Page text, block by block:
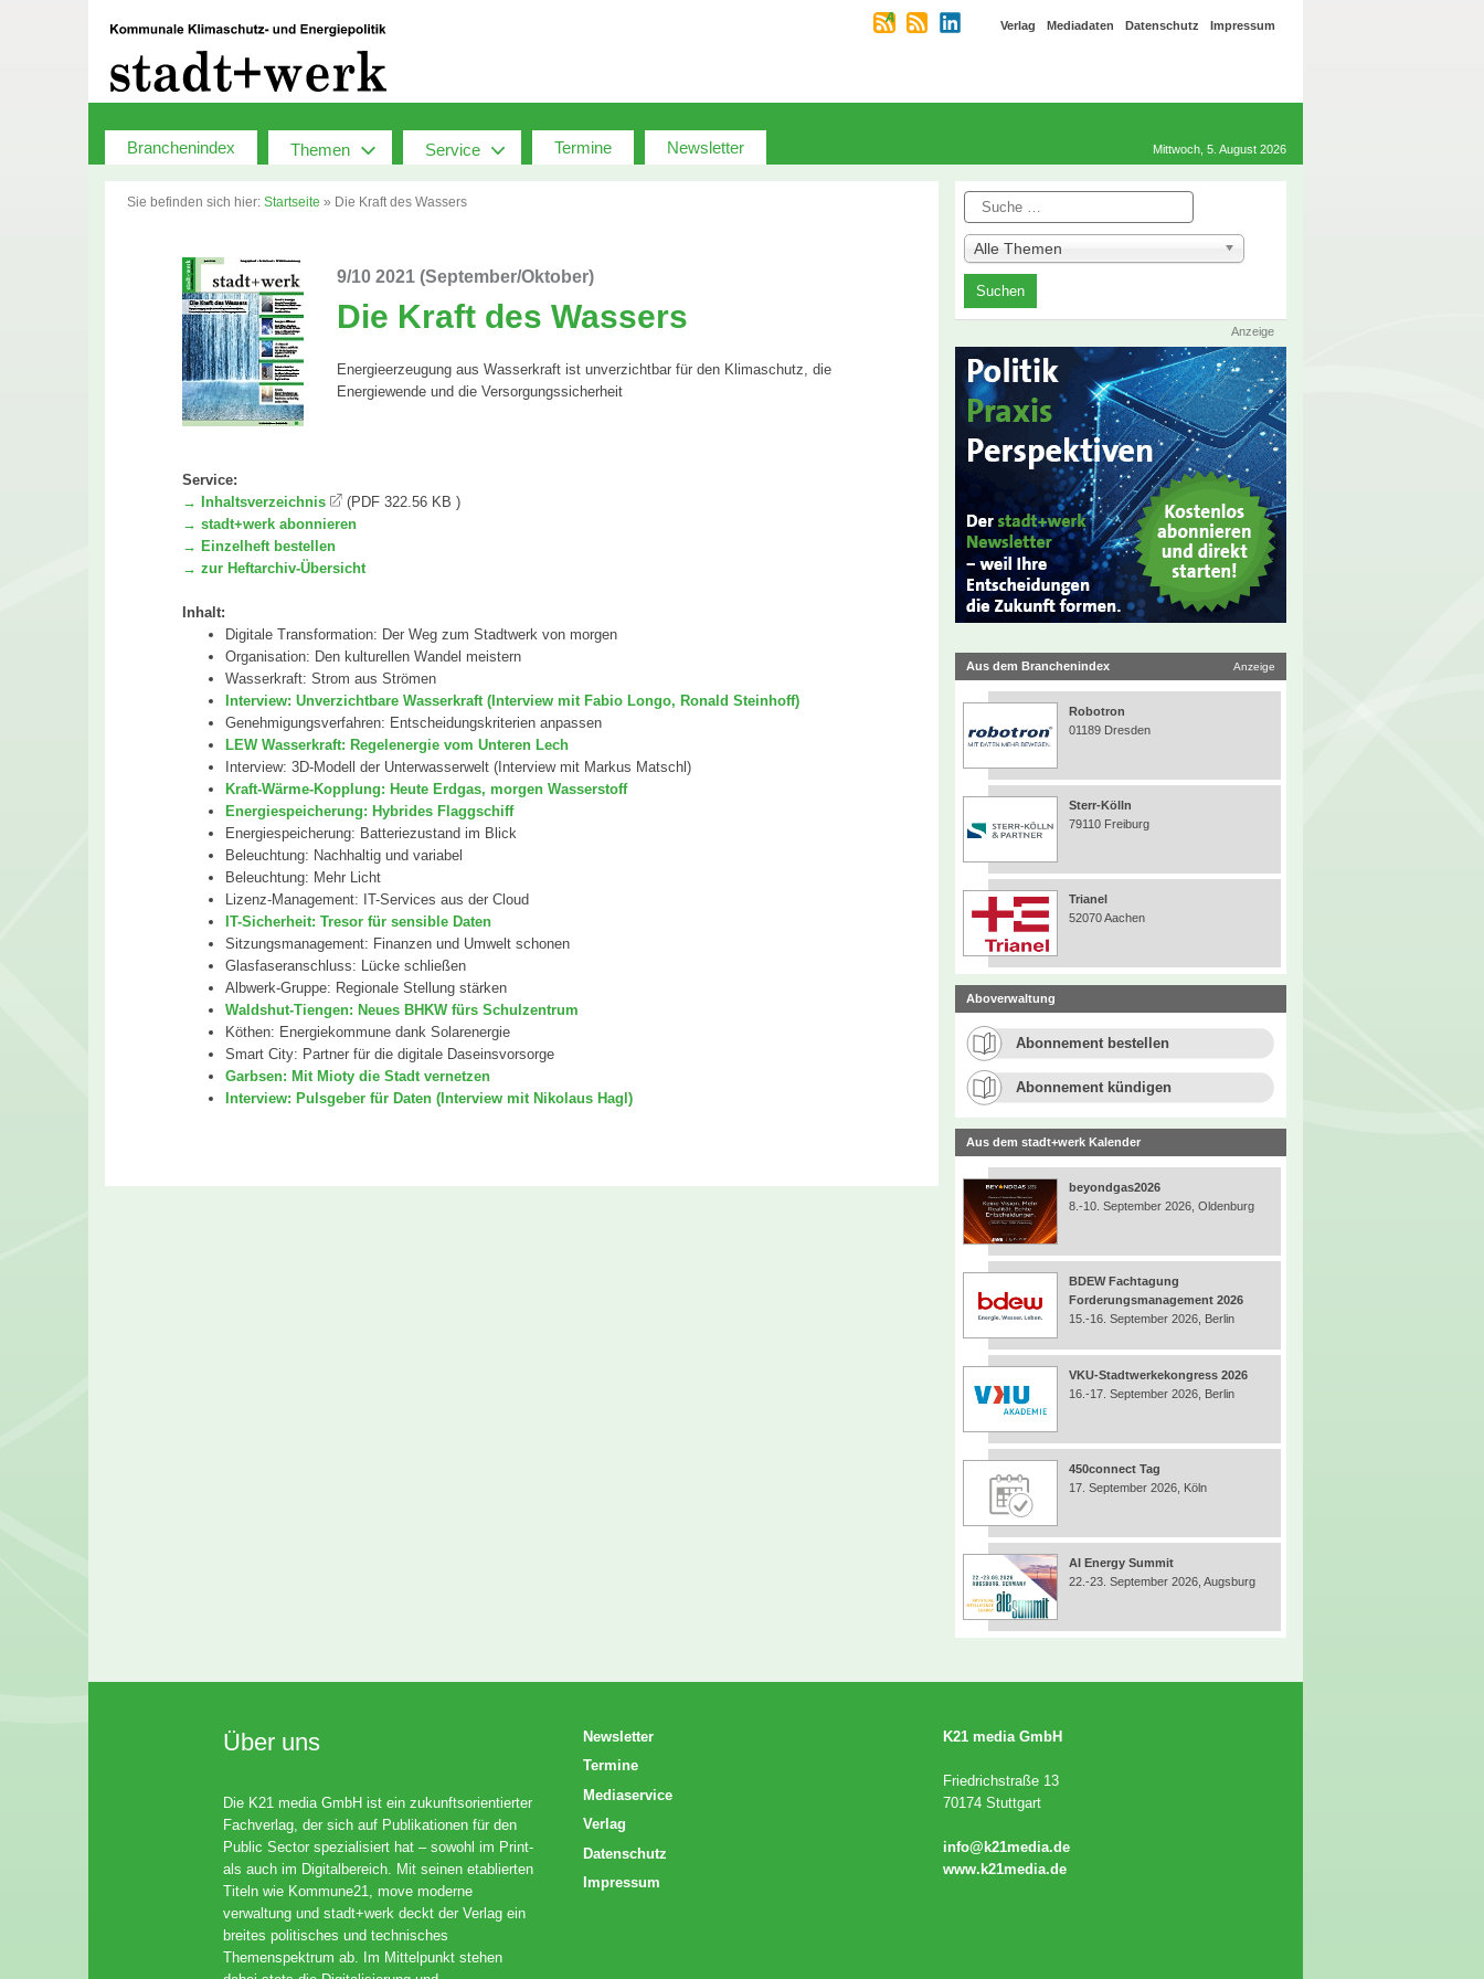
Verlag Mediadaten Datenschutz Impressum
Branchenindex Themen Service Termine Newsletter Mittwoch, 5. August 2026
Sie befinden sich hier: Startseite » Die Kraft des Wassers
9/10 2021 (September/Oktober)
Die Kraft des Wassers
Energieerzeugung aus Wasserkraft ist unverzichtbar für den Klimaschutz, die
Energiewende und die Versorgungssicherheit
Service:
→ Inhaltsverzeichnis
(PDF 322.56 KB )
→ stadt+werk abonnieren
→ Einzelheft bestellen
→ zur Heftarchiv-Übersicht
Inhalt:
Digitale Transformation: Der Weg zum Stadtwerk von morgen
Organisation: Den kulturellen Wandel meistern
Wasserkraft: Strom aus Strömen
Interview: Unverzichtbare Wasserkraft (Interview mit Fabio Longo, Ronald Steinhoff)
Genehmigungsverfahren: Entscheidungskriterien anpassen
LEW Wasserkraft: Regelenergie vom Unteren Lech
Interview: 3D-Modell der Unterwasserwelt (Interview mit Markus Matschl)
Kraft-Wärme-Kopplung: Heute Erdgas, morgen Wasserstoff
Energiespeicherung: Hybrides Flaggschiff
Energiespeicherung: Batteriezustand im Blick
Beleuchtung: Nachhaltig und variabel
Beleuchtung: Mehr Licht
Lizenz-Management: IT-Services aus der Cloud
IT-Sicherheit: Tresor für sensible Daten
Sitzungsmanagement: Finanzen und Umwelt schonen
Glasfaseranschluss: Lücke schließen
Albwerk-Gruppe: Regionale Stellung stärken
Waldshut-Tiengen: Neues BHKW fürs Schulzentrum
Köthen: Energiekommune dank Solarenergie
Smart City: Partner für die digitale Daseinsvorsorge
Garbsen: Mit Mioty die Stadt vernetzen
Interview: Pulsgeber für Daten (Interview mit Nikolaus Hagl)
Suche
Alle Themen
Anzeige
Aus dem Branchenindex Anzeige
Robotron
01189 Dresden
Sterr-Kölln
79110 Freiburg
Trianel
52070 Aachen
Aboverwaltung
Abonnement bestellen
Abonnement kündigen
Aus dem stadt+werk Kalender
beyondgas2026
8.-10. September 2026, Oldenburg
BDEW Fachtagung
Forderungsmanagement 2026
15.-16. September 2026, Berlin
VKU-Stadtwerkekongress 2026
16.-17. September 2026, Berlin
450connect Tag
17. September 2026, Köln
AI Energy Summit
22.-23. September 2026, Augsburg
Über uns
Die K21 media GmbH ist ein zukunftsorientierter
Fachverlag, der sich auf Publikationen für den
Public Sector spezialisiert hat – sowohl im Print-
als auch im Digitalbereich. Mit seinen etablierten
Titeln wie Kommune21, move moderne
verwaltung und stadt+werk deckt der Verlag ein
breites politisches und technisches
Themenspektrum ab. Im Mittelpunkt stehen
Newsletter
Termine
Mediaservice
Verlag
Datenschutz
Impressum
K21 media GmbH
Friedrichstraße 13
70174 Stuttgart
info@k21media.de
www.k21media.de